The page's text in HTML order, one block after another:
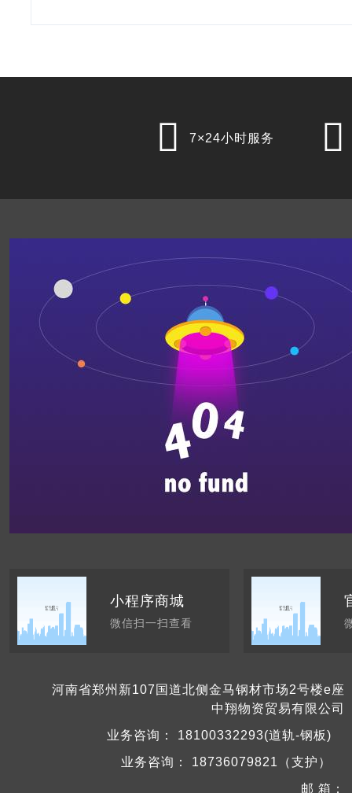
 7×24小时服务 
小程序商城
微信扫一扫查看
河南省郑州新107国道北侧金马钢材市场2号楼e座
中翔物资贸易有限公司
业务咨询：
18100332293(道轨-钢板)
业务咨询：
18736079821（支护）
邮 箱：